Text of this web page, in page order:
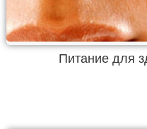
Питание для